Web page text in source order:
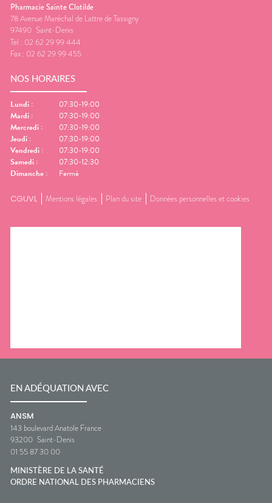
Pharmacie Sainte Clotilde
78 Avenue Maréchal de Lattre de Tassigny
97490 Saint-Denis
Tel : 02 62 29 99 444
Fax : 02 62 29 99 455
NOS HORAIRES
Lundi :
07:30-19:00
Mardi :
07:30-19:00
Mercredi :
07:30-19:00
Jeudi :
07:30-19:00
Vendredi :
07:30-19:00
Samedi :
07:30-12:30
Dimanche : Fermé
CGUVL Mentions légales Plan du site Données personnelles et cookies
EN ADÉQUATION AVEC
ANSM
143 boulevard Anatole France
93200 Saint-Denis
01 55 87 30 00
MINISTÈRE DE LA SANTÉ
ORDRE NATIONAL DES PHARMACIENS